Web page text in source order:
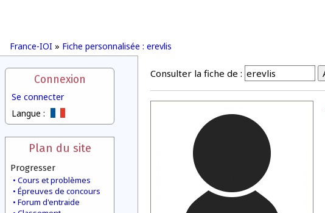
France-IOI » Fiche personnalisée : erevlis
Connexion
Se connecter
Langue :
Plan du site
Progresser
Cours et problèmes
Épreuves de concours
Forum d'entraide
Consulter la fiche de :